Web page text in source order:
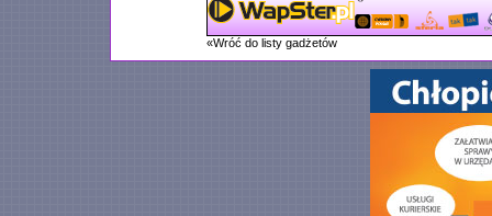
«Wróć do listy gadżetów